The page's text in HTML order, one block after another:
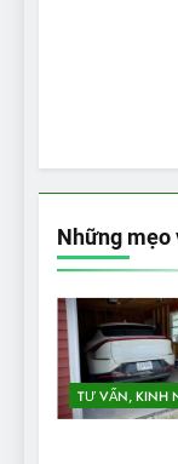
Những mẹo
TƯ VẤN, KINH